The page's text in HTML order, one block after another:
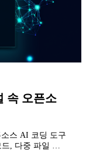
속 오픈소
스 AI 코딩 도구
, 다중 파일 편